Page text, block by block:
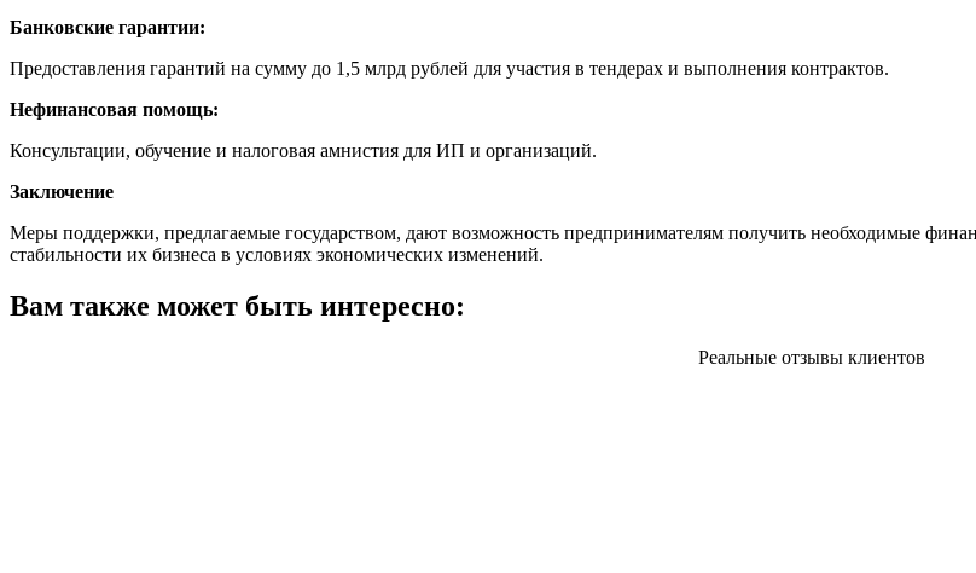
Банковские гарантии:
Предоставления гарантий на сумму до 1,5 млрд рублей для участия в тендерах и выполнения контрактов.
Нефинансовая помощь:
Консультации, обучение и налоговая амнистия для ИП и организаций.
Заключение
Меры поддержки, предлагаемые государством, дают возможность предпринимателям получить необходимые
стабильности их бизнеса в условиях экономических изменений.
Вам также может быть интересно:
Реальные отзывы клиентов